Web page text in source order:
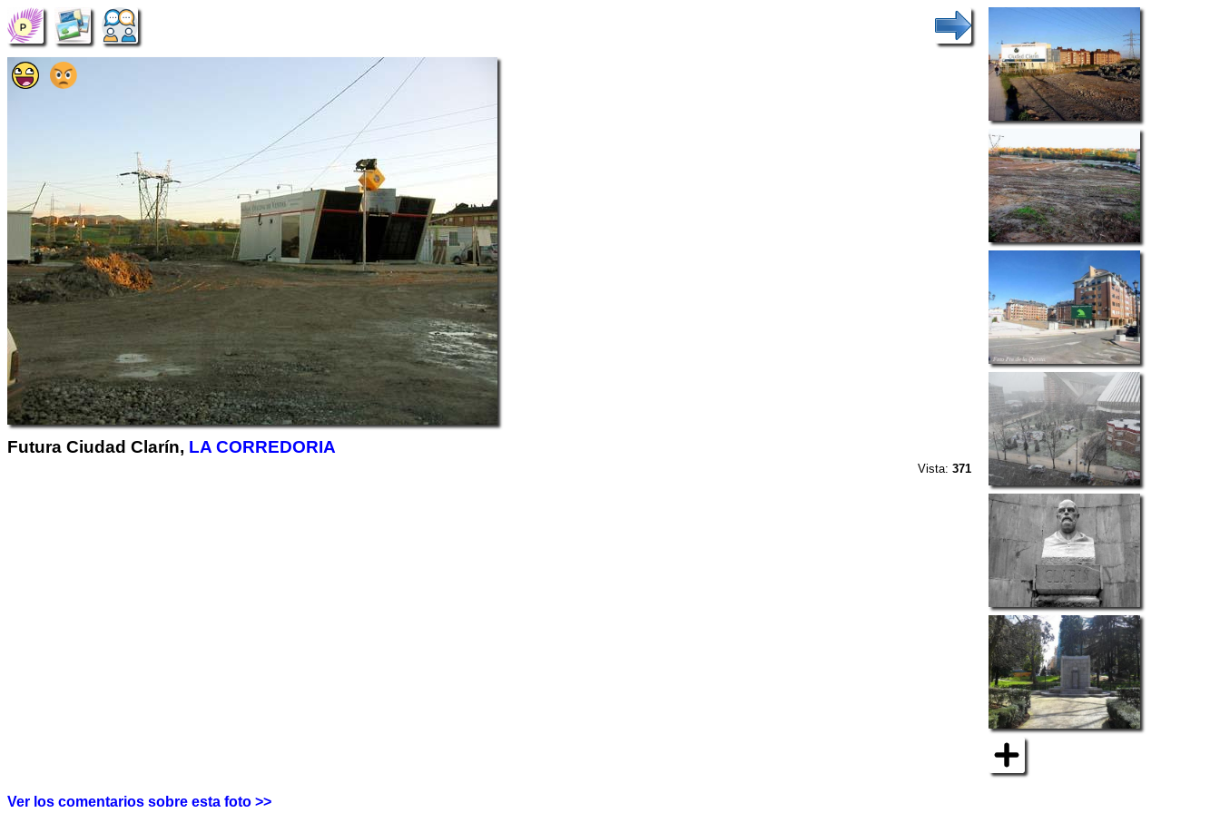
Futura Ciudad Clarín, LA CORREDORIA
Vista:371
Ver los comentarios sobre esta foto >>